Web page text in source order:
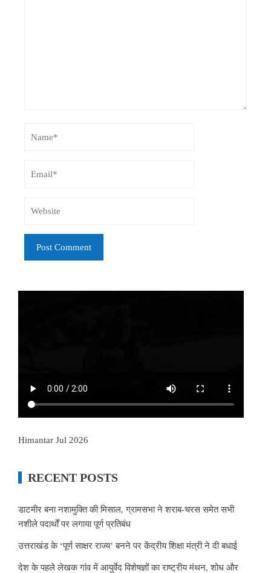
Himantar Jul 2026
RECENT POSTS
डाटमीर बना नशामुक्ति की मिसाल, ग्रामसभा ने शराब-चरस समेत सभी
नशीले पदार्थों पर लगाया पूर्ण प्रतिबंध
उत्तराखंड के ‘पूर्ण साक्षर राज्य’ बनने पर केंद्रीय शिक्षा मंत्री ने दी बधाई
देश के पहले लेखक गांव में आयुर्वेद विशेषज्ञों का राष्ट्रीय मंथन, शोध और